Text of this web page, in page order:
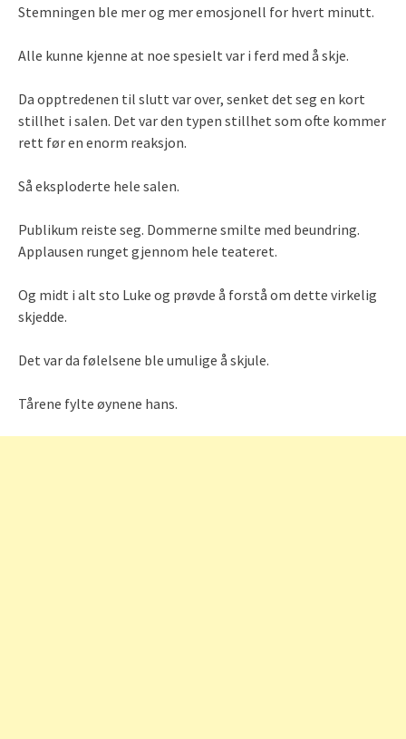
Stemningen ble mer og mer emosjonell for hvert minutt.
Alle kunne kjenne at noe spesielt var i ferd med å skje.
Da opptredenen til slutt var over, senket det seg en kort
stillhet i salen. Det var den typen stillhet som ofte kommer
rett før en enorm reaksjon.
Så eksploderte hele salen.
Publikum reiste seg. Dommerne smilte med beundring.
Applausen runget gjennom hele teateret.
Og midt i alt sto Luke og prøvde å forstå om dette virkelig
skjedde.
Det var da følelsene ble umulige å skjule.
Tårene fylte øynene hans.